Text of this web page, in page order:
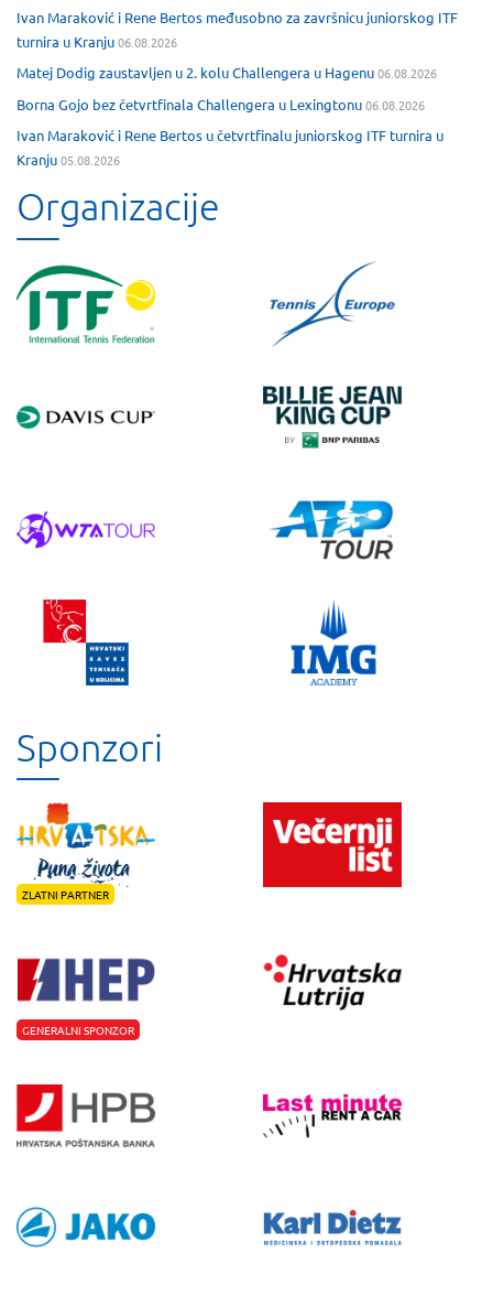
Ivan Maraković i Rene Bertos međusobno za završnicu juniorskog ITF
turnira u Kranju06.08.2026
Matej Dodig zaustavljen u 2. kolu Challengera u Hagenu06.08.2026
Borna Gojo bez četvrtfinala Challengera u Lexingtonu06.08.2026
Ivan Maraković i Rene Bertos u četvrtfinalu juniorskog ITF turnira u
Kranju05.08.2026
Organizacije
Sponzori
ZLATNI PARTNER
GENERALNI SPONZOR